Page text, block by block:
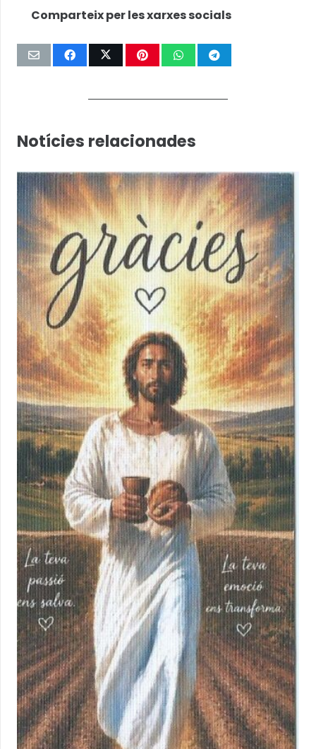
Comparteix per les xarxes socials
Notícies relacionades